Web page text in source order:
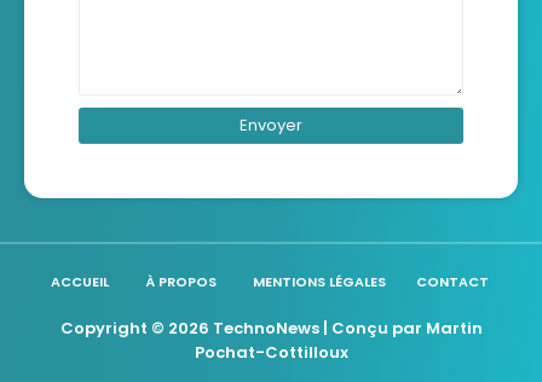
ACCUEIL À PROPOS MENTIONS LÉGALES CONTACT
Copyright © 2026 TechnoNews| Conçu par Martin
Pochat-Cottilloux